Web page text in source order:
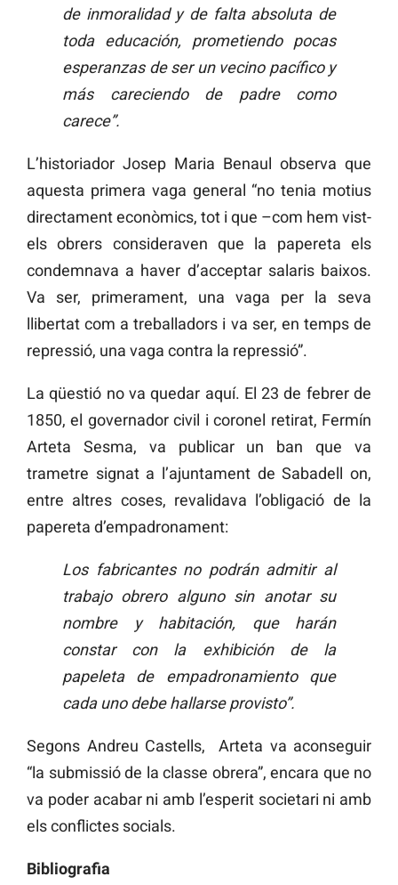
de inmoralidad y de falta absoluta de
toda educación, prometiendo pocas
esperanzas de ser un vecino pacífico y
más careciendo de padre como
carece”.
L’historiador Josep Maria Benaul observa que
aquesta primera vaga general “no tenia motius
directament econòmics, tot i que –com hem vist-
els obrers consideraven que la papereta els
condemnava a haver d’acceptar salaris baixos.
Va ser, primerament, una vaga per la seva
llibertat com a treballadors i va ser, en temps de
repressió, una vaga contra la repressió”.
La qüestió no va quedar aquí. El 23 de febrer de
1850, el governador civil i coronel retirat, Fermín
Arteta Sesma, va publicar un ban que va
trametre signat a l’ajuntament de Sabadell on,
entre altres coses, revalidava l’obligació de la
papereta d’empadronament:
Los fabricantes no podrán admitir al
trabajo obrero alguno sin anotar su
nombre y habitación, que harán
constar con la exhibición de la
papeleta de empadronamiento que
cada uno debe hallarse provisto”.
Segons Andreu Castells, Arteta va aconseguir
“la submissió de la classe obrera”, encara que no
va poder acabar ni amb l’esperit societari ni amb
els conflictes socials.
Bibliografia